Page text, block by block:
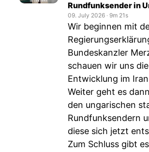
Rundfunksender in
09. July 2026 ‧ 9m 21s
Wir beginnen mit
Bundeskanzler
schauen wir uns
Entwicklung im
Weiter geht es
den ungarischen
Rundfunksendern
diese sich jetzt
Zum Schluss gibt